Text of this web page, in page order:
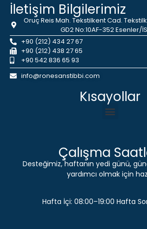
İletişim Bilgilerimiz
Oruç Reis Mah. Tekstilkent Cad.
GD2 No:10AF-352 Esenler/
+90 (212) 434 27 67
+90 (212) 438 27 65
+90 542 836 65 93
info@ronesanstibbi.com
Kısayollar
Çalışma
Desteğimiz, haftanın yedi günü,
yardımcı olmak için
Hafta İçi: 08:00–19:00 Hafta